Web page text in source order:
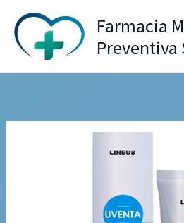
contenido
Farmacia
Preventiva